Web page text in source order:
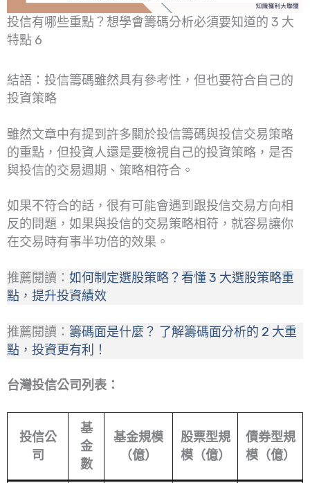
投信有哪些重點？想學會籌碼分析必須要知道的 3 大
特點 6
結語：投信籌碼雖然具有參考性，但也要符合自己的
投資策略
雖然文章中有提到許多關於投信籌碼與投信交易策略
的重點，但投資人還是要檢視自己的投資策略，是否
與投信的交易週期、策略相符合。
如果不符合的話，很有可能會遇到跟投信交易方向相
反的問題，如果與投信的交易策略相符，就容易讓你
在交易時有事半功倍的效果。
推薦閱讀： 如何制定選股策略？看懂 3 大選股策略重
點，提升投資績效
推薦閱讀： 籌碼面是什麼？ 了解籌碼面分析的 2 大重
點，投資更有利！
台灣投信公司列表：
投信公
司
基
金
數
基金規模
（億）
股票型規
模（億）
債券型規
模（億）